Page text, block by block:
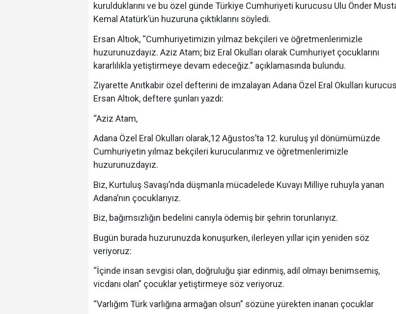
kurulduklarını ve bu özel günde Türkiye Cumhuriyeti kurucusu Ulu Önder
Kemal Atatürk’ün huzuruna çıktıklarını söyledi.
Ersan Altıok, “Cumhuriyetimizin yılmaz bekçileri ve öğretmenlerimizle
huzurunuzdayız. Aziz Atam; biz Eral Okulları olarak Cumhuriyet çocuklarını
kararlılıkla yetiştirmeye devam edeceğiz.” açıklamasında bulundu.
Ziyarette Anıtkabir özel defterini de imzalayan Adana Özel Eral Okulları
Ersan Altıok, deftere şunları yazdı:
“Aziz Atam,
Adana Özel Eral Okulları olarak,12 Ağustos’ta 12. kuruluş yıl dönümümüzde
Cumhuriyetin yılmaz bekçileri kurucularımız ve öğretmenlerimizle
huzurunuzdayız.
Biz, Kurtuluş Savaşı’nda düşmanla mücadelede Kuvayı Milliye ruhuyla yanan
Adana’nın çocuklarıyız.
Biz, bağımsızlığın bedelini canıyla ödemiş bir şehrin torunlarıyız.
Bugün burada huzurunuzda konuşurken, ilerleyen yıllar için yeniden söz
veriyoruz:
“İçinde insan sevgisi olan, doğruluğu şiar edinmiş, adil olmayı benimsemiş,
vicdanı olan” çocuklar yetiştirmeye söz veriyoruz.
“Varlığım Türk varlığına armağan olsun” sözüne yürekten inanan çocuklar